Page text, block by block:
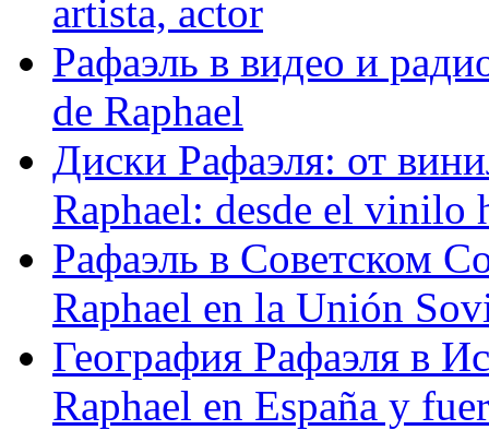
artista, actor
Рафаэль в видео и
de Raphael
Диски Рафаэля: от
Raphael: desde el vinilo
Рафаэль в Советском
Raphael en la Unión
География Рафаэля в
Raphael en España y